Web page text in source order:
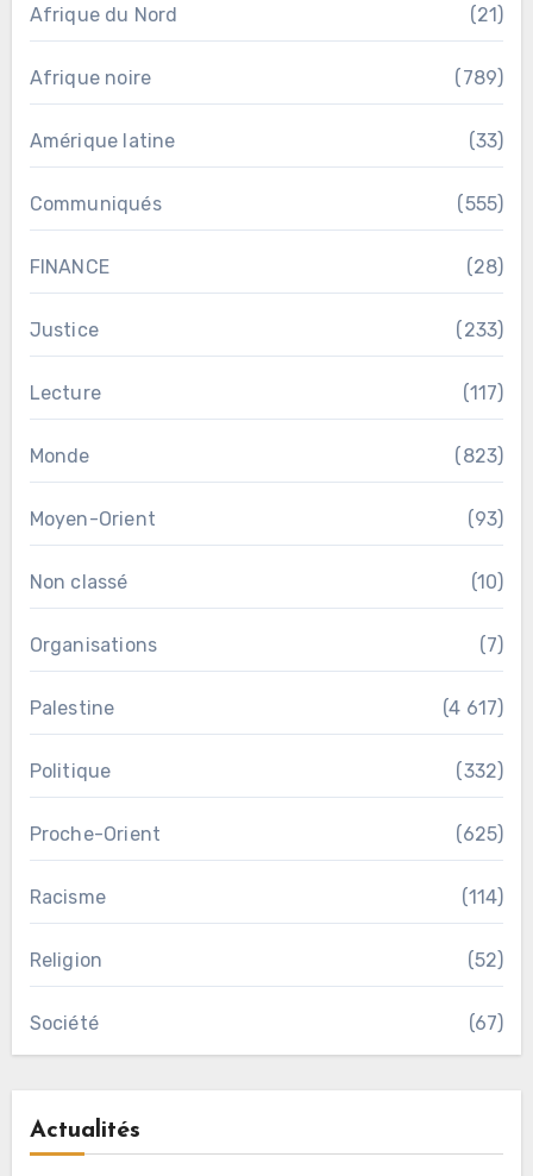
Afrique du Nord (21)
Afrique noire (789)
Amérique latine (33)
Communiqués (555)
FINANCE (28)
Justice (233)
Lecture (117)
Monde (823)
Moyen-Orient (93)
Non classé (10)
Organisations (7)
Palestine (4 617)
Politique (332)
Proche-Orient (625)
Racisme (114)
Religion (52)
Société (67)
Actualités